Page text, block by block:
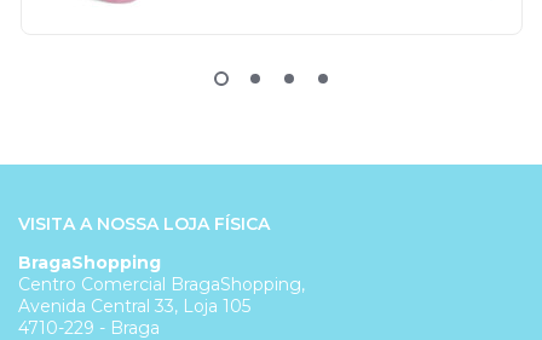
VISITA A NOSSA LOJA FÍSICA
BragaShopping
Centro Comercial BragaShopping,
Avenida Central 33, Loja 105
4710-229 - Braga